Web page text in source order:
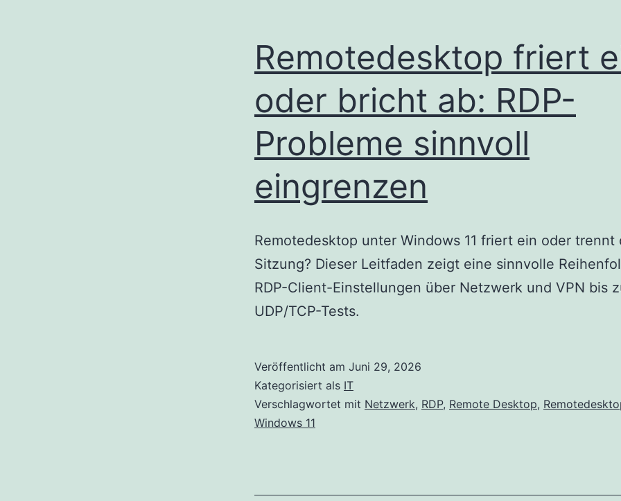
Remotedesktop friert
oder bricht ab: RDP-
Probleme sinnvoll
eingrenzen
Remotedesktop unter Windows 11 friert ein oder trennt
Sitzung? Dieser Leitfaden zeigt eine sinnvolle
RDP-Client-Einstellungen über Netzwerk und VPN bis
UDP/TCP-Tests.
Veröffentlicht am Juni 29, 2026
Kategorisiert als IT
Verschlagwortet mit Netzwerk, RDP, Remote Desktop,
Windows 11